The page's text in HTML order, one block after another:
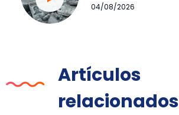
04/08/2026
Artículos
relacionados